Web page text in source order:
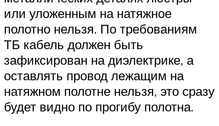
или уложенным на натяжное
полотно нельзя. По требованиям
ТБ кабель должен быть
зафиксирован на диэлектрике, а
оставлять провод лежащим на
натяжном полотне нельзя, это сразу
будет видно по прогибу полотна.